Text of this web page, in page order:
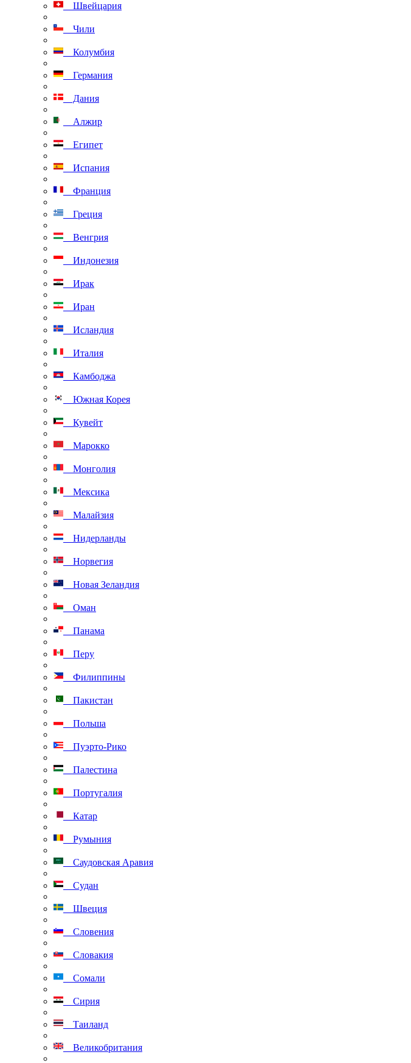
Швейцария
Чили
Колумбия
Германия
Дания
Алжир
Египет
Испания
Франция
Греция
Венгрия
Индонезия
Ирак
Иран
Исландия
Италия
Камбоджа
Южная Корея
Кувейт
Марокко
Монголия
Мексика
Малайзия
Нидерланды
Норвегия
Новая Зеландия
Оман
Панама
Перу
Филиппины
Пакистан
Польша
Пуэрто-Рико
Палестина
Португалия
Катар
Румыния
Саудовская Аравия
Судан
Швеция
Словения
Словакия
Сомали
Сирия
Таиланд
Великобритания